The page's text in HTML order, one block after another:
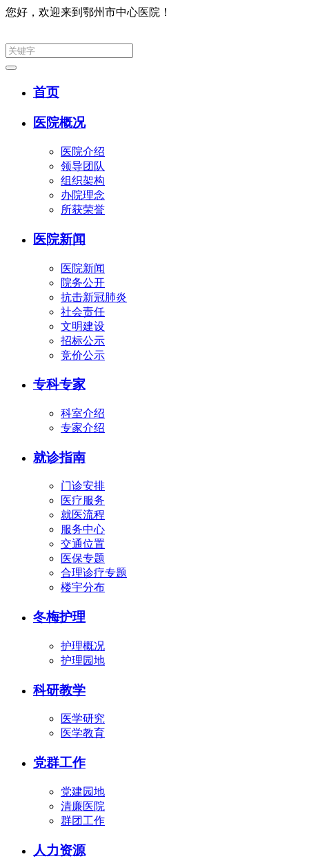
您好，欢迎来到鄂州市中心医院！
首页
医院概况
医院介绍
领导团队
组织架构
办院理念
所获荣誉
医院新闻
医院新闻
院务公开
抗击新冠肺炎
社会责任
文明建设
招标公示
竞价公示
专科专家
科室介绍
专家介绍
就诊指南
门诊安排
医疗服务
就医流程
服务中心
交通位置
医保专题
合理诊疗专题
楼宇分布
冬梅护理
护理概况
护理园地
科研教学
医学研究
医学教育
党群工作
党建园地
清廉医院
群团工作
人力资源